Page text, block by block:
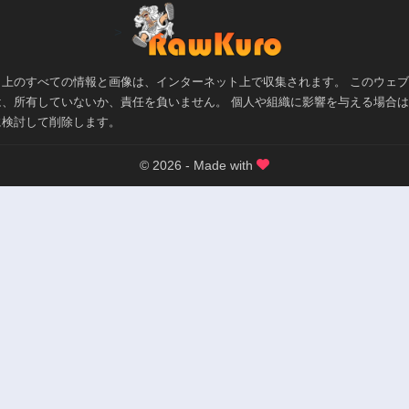
のすべての情報と画像は、インターネット上で収集されます。 このウェ
所有していないか、責任を負いません。 個人や組織に影響を与える場合
討して削除します。
© 2026 - Made with